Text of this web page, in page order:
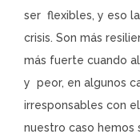
ser flexibles, y eso
crisis. Son más
más fuerte cuando
y peor, en algunos
irresponsables con
nuestro caso hemos